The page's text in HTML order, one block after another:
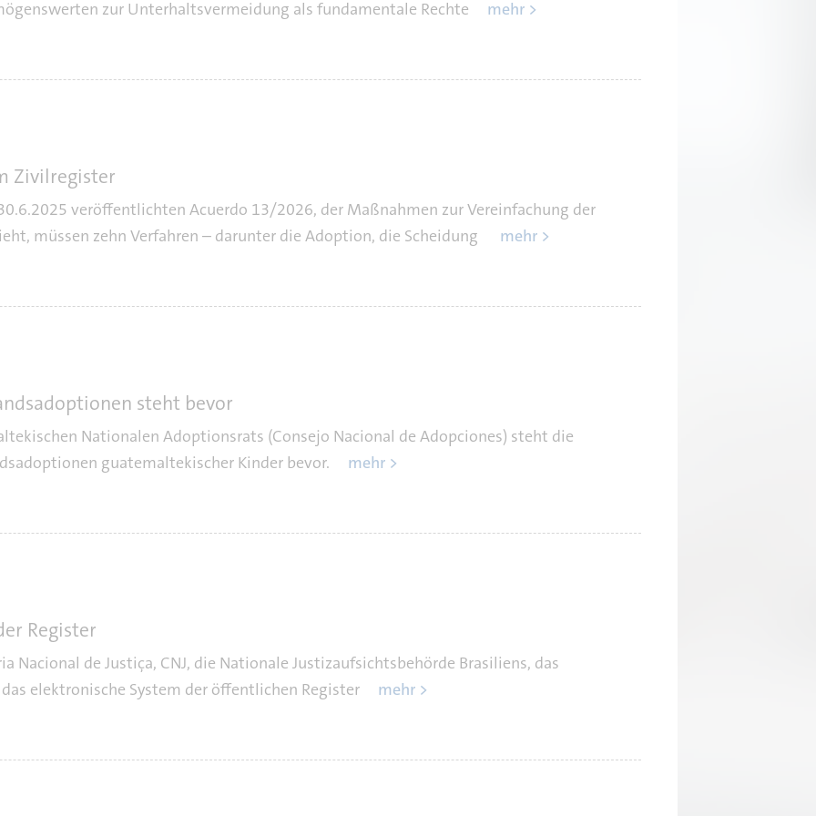
zur Unterhaltsvermeidung als fundamentale Rechte mehr >
Zivilregister
veröffentlichten Acuerdo 13/2026, der Maßnahmen zur Vereinfachung der
müssen zehn Verfahren – darunter die Adoption, die Scheidung
mehr >
steht bevor
Nationalen Adoptionsrats (Consejo Nacional de Adopciones) steht die
guatemaltekischer Kinder bevor.
mehr >
Register
Nacional de Justiça, CNJ, die Nationale Justizaufsichtsbehörde Brasiliens, das
elektronische System der öffentlichen Register
mehr >